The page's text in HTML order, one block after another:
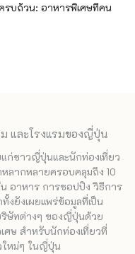
รบถ้วน: อาหารพิเศษที่คน
และโรงแรมของญี่ปุ่น
ก่ชาวญี่ปุ่นและนักท่องเที่ยว
ลากหลายครอบคลุมถึง 10
อาหาร การชอปปิง วิธีการ
งยังเผยแพร่ข้อมูลที่เป็น
ษัทต่างๆ ของญี่ปุ่นด้วย
ศษ สำหรับนักท่องเที่ยวที่
ใหม่ๆ ในญี่ปุ่น